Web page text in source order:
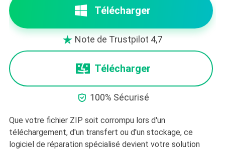
Télécharger
 Note de Trustpilot 4,7
Télécharger
 100% Sécurisé
Que votre fichier ZIP soit corrompu lors d'un
téléchargement, d'un transfert ou d'un stockage, ce
logiciel de réparation spécialisé devient votre solution